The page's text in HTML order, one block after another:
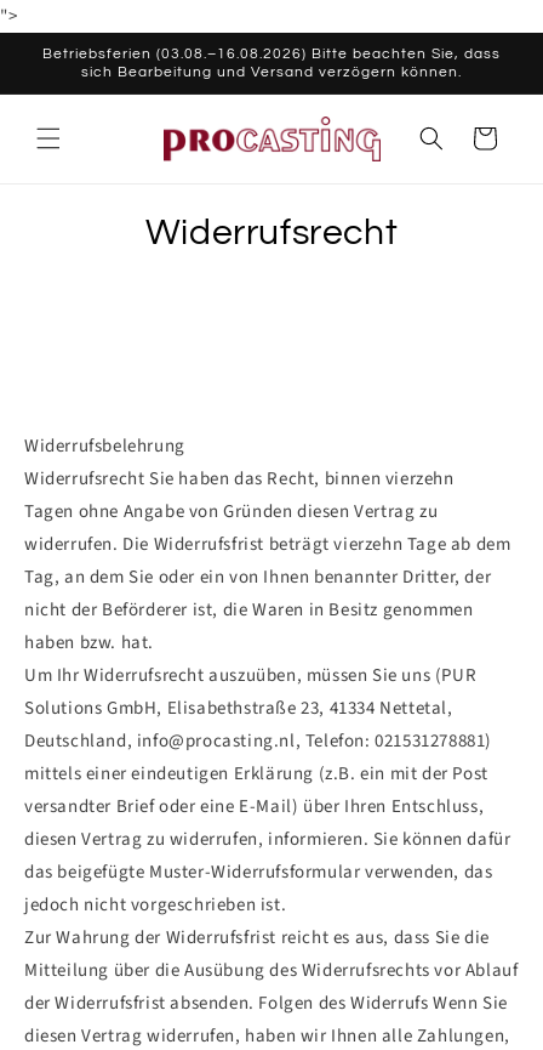
">
zum
Inhalt
Betriebsferien (03.08.–16.08.2026) Bitte beachten Sie, dass
sich Bearbeitung und Versand verzögern können.
Warenkorb
Widerrufsrecht
Widerrufsbelehrung
Widerrufsrecht Sie haben das Recht, binnen vierzehn
Tagen ohne Angabe von Gründen diesen Vertrag zu
widerrufen. Die Widerrufsfrist beträgt vierzehn Tage ab dem
Tag, an dem Sie oder ein von Ihnen benannter Dritter, der
nicht der Beförderer ist, die Waren in Besitz genommen
haben bzw. hat.
Um Ihr Widerrufsrecht auszuüben, müssen Sie uns (PUR
Solutions GmbH, Elisabethstraße 23, 41334 Nettetal,
Deutschland, info@procasting.nl, Telefon: 021531278881)
mittels einer eindeutigen Erklärung (z.B. ein mit der Post
versandter Brief oder eine E-Mail) über Ihren Entschluss,
diesen Vertrag zu widerrufen, informieren. Sie können dafür
das beigefügte Muster-Widerrufsformular verwenden, das
jedoch nicht vorgeschrieben ist.
Zur Wahrung der Widerrufsfrist reicht es aus, dass Sie die
Mitteilung über die Ausübung des Widerrufsrechts vor Ablauf
der Widerrufsfrist absenden. Folgen des Widerrufs Wenn Sie
diesen Vertrag widerrufen, haben wir Ihnen alle Zahlungen,